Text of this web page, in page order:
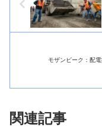
モザンビーク：配
関連記事